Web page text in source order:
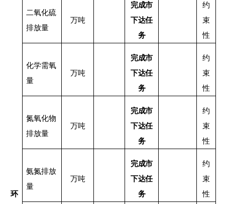
环
二氧化硫
排放量
万吨
完成市
下达任
务
约
束
性
化学需氧
量
万吨
完成市
下达任
务
约
束
性
氮氧化物
排放量
万吨
完成市
下达任
务
约
束
性
氨氮排放
量
万吨
完成市
下达任
务
约
束
性